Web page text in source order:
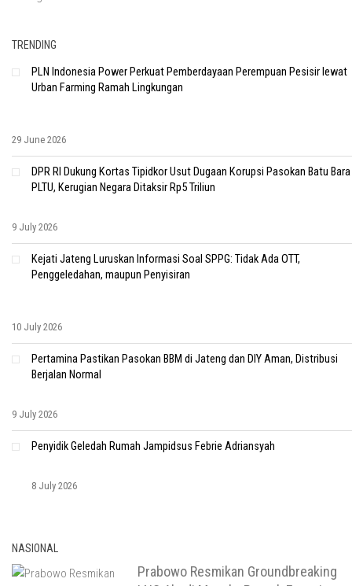
TRENDING
PLN Indonesia Power Perkuat Pemberdayaan Perempuan Pesisir lewat
Urban Farming Ramah Lingkungan
29 June 2026
DPR RI Dukung Kortas Tipidkor Usut Dugaan Korupsi Pasokan Batu Bara
PLTU, Kerugian Negara Ditaksir Rp5 Triliun
9 July 2026
Kejati Jateng Luruskan Informasi Soal SPPG: Tidak Ada OTT,
Penggeledahan, maupun Penyisiran
10 July 2026
Pertamina Pastikan Pasokan BBM di Jateng dan DIY Aman, Distribusi
Berjalan Normal
9 July 2026
Penyidik Geledah Rumah Jampidsus Febrie Adriansyah
8 July 2026
NASIONAL
Prabowo Resmikan Groundbreaking